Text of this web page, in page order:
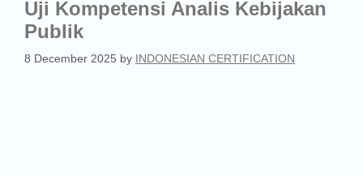
Uji Kompetensi Analis Kebijakan
Publik
8 December 2025 by INDONESIAN CERTIFICATION